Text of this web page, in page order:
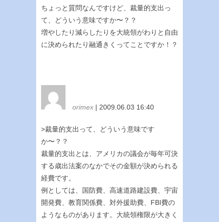
ちょっと質問なんですけど、裁量的支出っ
て、どういう意味ですか〜？？
増やしたり減らしたりを大統領がわりと自由
に決められたり融通きくってことですか！？
orimex | 2009.06.03 16:40
>裁量的支出って、どういう意味です
か〜？？
裁量的支出とは、アメリカの議会が毎年可決
する歳出法案のなかでその金額が決められる
経費です。
例としては、国防費、高速道路建設費、宇宙
開発費、教育関係費、対外援助費、FBI費の
ようなものがあります。大統領権限が大きく